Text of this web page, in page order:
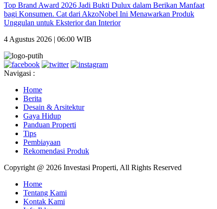
Top Brand Award 2026 Jadi Bukti Dulux dalam Berikan Manfaat
bagi Konsumen. Cat dari AkzoNobel Ini Menawarkan Produk
Unggulan untuk Eksterior dan Interior
4 Agustus 2026 | 06:00 WIB
Navigasi :
Home
Berita
Desain & Arsitektur
Gaya Hidup
Panduan Properti
Tips
Pembiayaan
Rekomendasi Produk
Copyright @ 2026 Investasi Properti, All Rights Reserved
Home
Tentang Kami
Kontak Kami